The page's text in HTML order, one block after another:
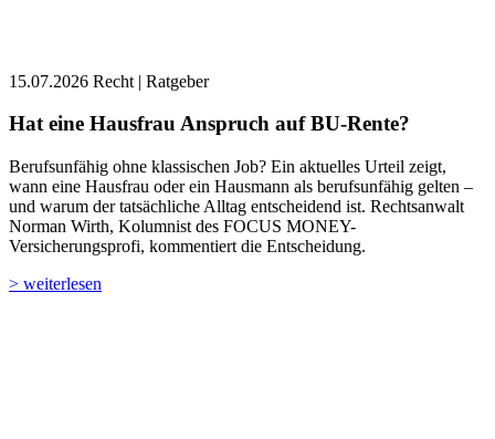
15.07.2026 Recht | Ratgeber
Hat eine Hausfrau Anspruch auf BU-Rente?
Berufsunfähig ohne klassischen Job? Ein aktuelles Urteil zeigt,
wann eine Hausfrau oder ein Hausmann als berufsunfähig gelten –
und warum der tatsächliche Alltag entscheidend ist. Rechtsanwalt
Norman Wirth, Kolumnist des ­­FOCUS MONEY-
Versicherungsprofi, kommentiert die Entscheidung.
> weiterlesen